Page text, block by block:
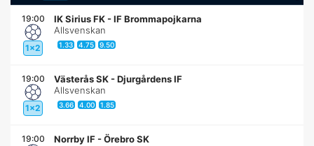
19:00
1x2
IK Sirius FK -IF Brommapojkarna
Allsvenskan
1.33 4.75 9.50
19:00
1x2
Västerås SK -Djurgårdens IF
Allsvenskan
3.66 4.00 1.85
19:00 Norrby IF -Örebro SK